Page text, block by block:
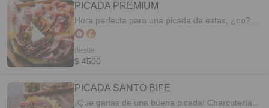
PICADA PREMIUM
Hora perfecta para una picada de estas, ¿no?
Charcutería: Jamon crudo estilo italiano,
argentino (pastron) Quesos: Queso Morbier tipo
desde
$ 4500
PICADA SANTO BIFE
¡Que ganas de una buena picada! Charcutería: